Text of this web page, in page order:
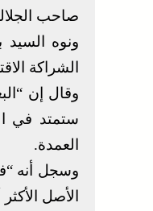
صاحب
ونوه
الشراكة
وقال إن
ستمتد في
العمدة.
وسجل أنه
الأصل